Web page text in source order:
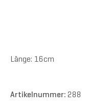
Länge: 16cm
Artikelnummer: 288